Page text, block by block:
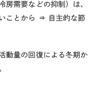
房需要などの抑制）は、
ことから ⇒ 自主的な節
動量の回復による冬期か